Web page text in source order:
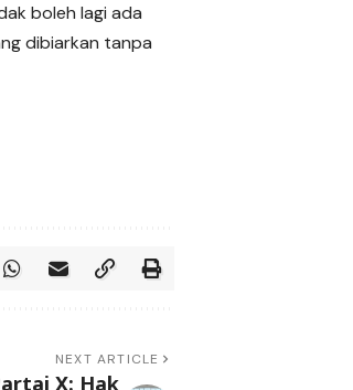
boleh lagi ada
dibiarkan tanpa
NEXT ARTICLE
X: Hak